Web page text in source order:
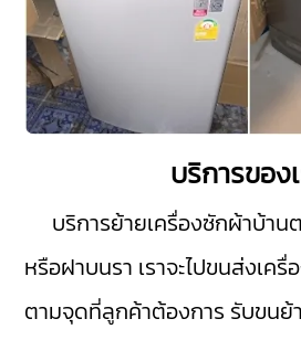
บริการของ
บริการย้ายเครื่องซักผ้าบ้าน
หรือฝาบนรา เราจะไปขนส่งเค
ตามจุดที่ลูกค้าต้องการ รับขนย้